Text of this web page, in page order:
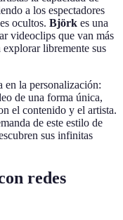
a los espectadores
ocultos. Björk es una
videoclips que van más
libremente sus
en la personalización:
de una forma única,
el contenido y el artista.
de este estilo de
sus infinitas
redes